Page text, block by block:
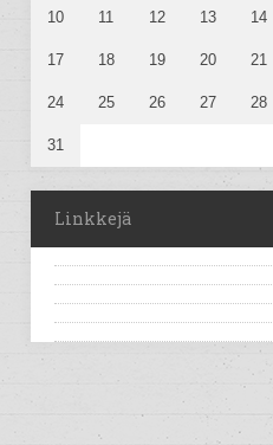
10 11 12 13 14
17 18 19 20 21
24 25 26 27 28
31
Linkkejä